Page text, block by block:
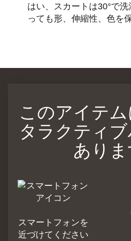
はい、スカートは30°で
っても形、伸縮性、色を
このアイテ
タラクティ
ありま
スマートフォンを
近づけてください